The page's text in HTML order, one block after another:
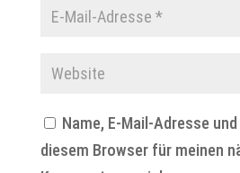
Name, E-Mail-Adresse
diesem Browser für meinen